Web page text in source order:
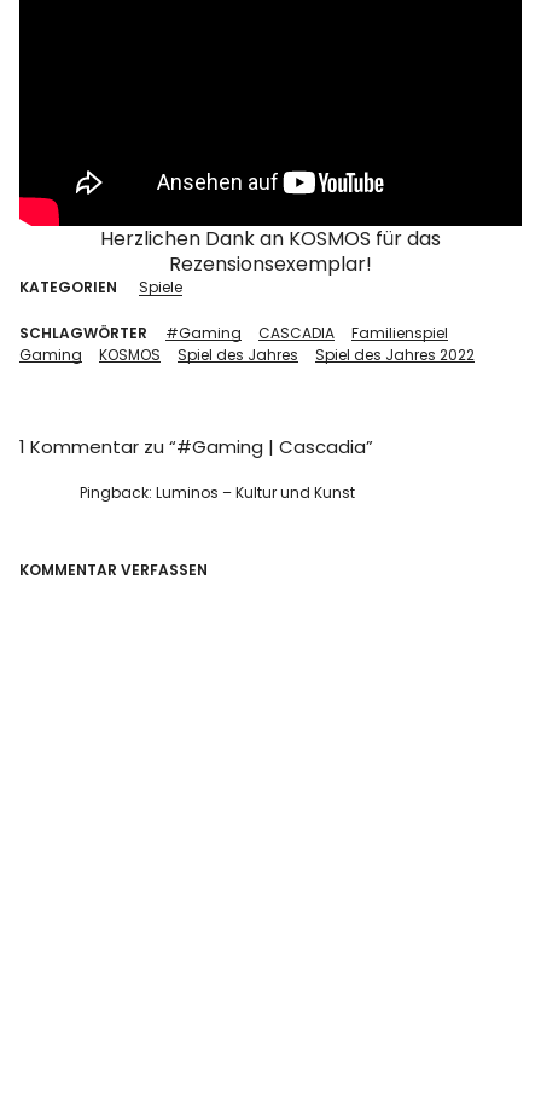
Herzlichen Dank an KOSMOS für das
Rezensionsexemplar!
KATEGORIEN Spiele
SCHLAGWÖRTER #Gaming CASCADIA
Familienspiel
Gaming
KOSMOS Spiel des Jahres Spiel des Jahres 2022
1 Kommentar zu “#Gaming | Cascadia”
Pingback:Luminos – Kultur und Kunst
KOMMENTAR VERFASSEN